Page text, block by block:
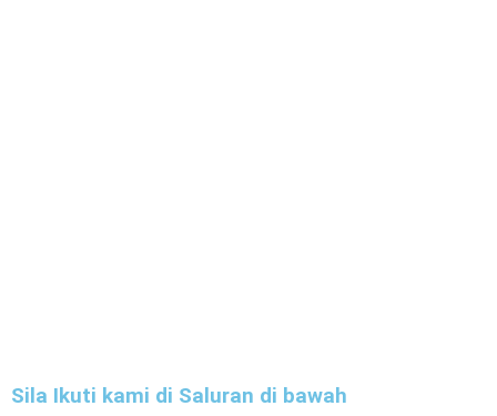
Sila Ikuti kami di Saluran di bawah